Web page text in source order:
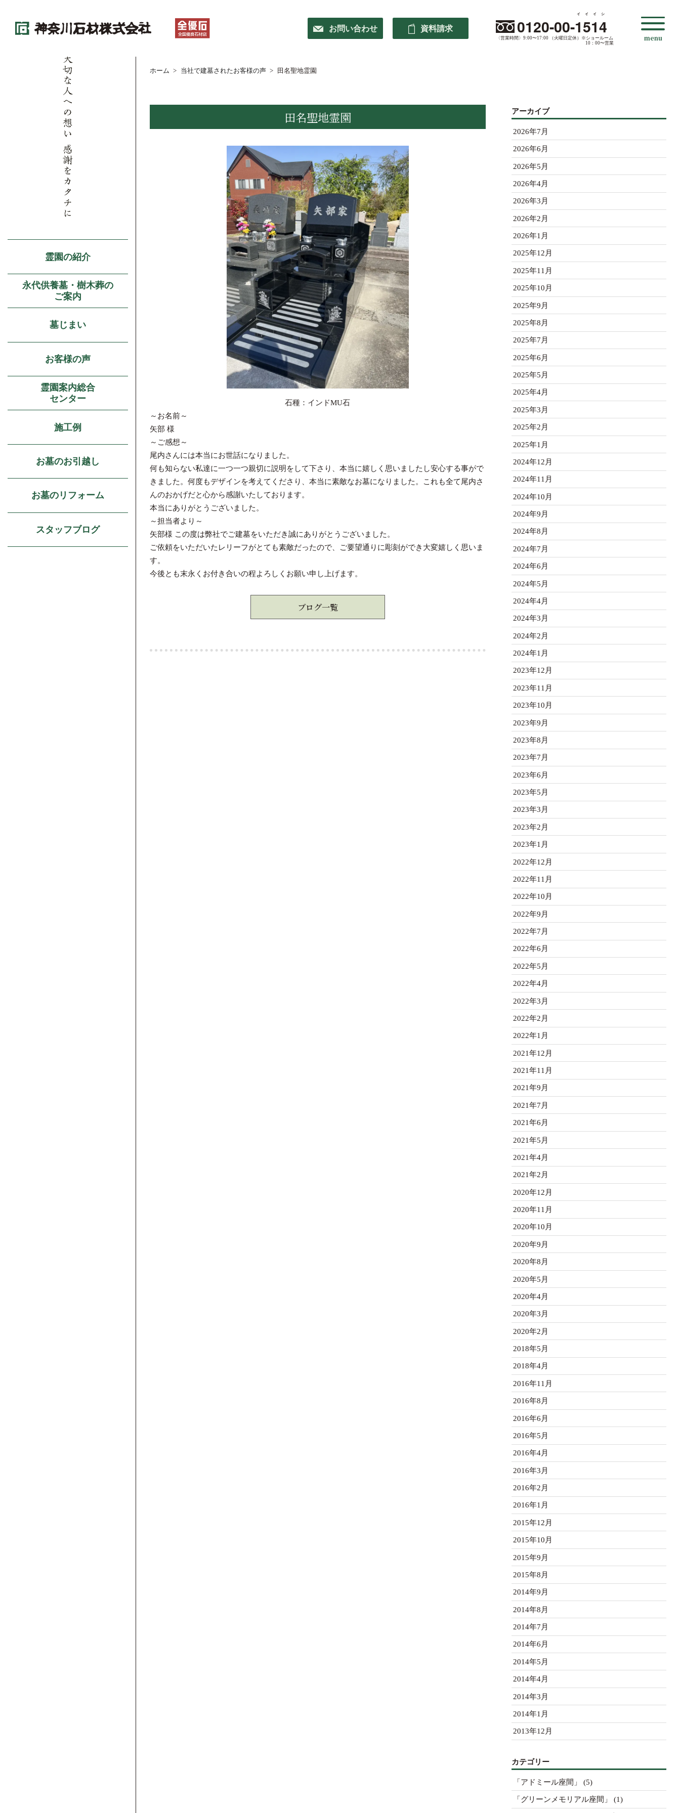
お問い合わせ 資料請求 0120-00-1514
イイイシ
〈営業時間〉9:00〜17:00 （火曜日定休） ※ショールーム
10：00〜営業
menu
霊園の紹介
永代供養墓・樹木葬の
ご案内
墓じまい
お客様の声
霊園案内総合
センター
施工例
お墓のお引越し
お墓のリフォーム
スタッフブログ
ホーム 当社で建墓されたお客様の声 田名聖地霊園
田名聖地霊園
石種：インドMU石
～お名前～
矢部 様
～ご感想～
尾内さんには本当にお世話になりました。
何も知らない私達に一つ一つ親切に説明をして下さり、本当に嬉しく思いましたし安心する事がで
きました。何度もデザインを考えてくださり、本当に素敵なお墓になりました。これも全て尾内さ
んのおかげだと心から感謝いたしております。
本当にありがとうございました。
～担当者より～
矢部様 この度は弊社でご建墓をいただき誠にありがとうございました。
ご依頼をいただいたレリーフがとても素敵だったので、ご要望通りに彫刻ができ大変嬉しく思いま
す。
今後とも末永くお付き合いの程よろしくお願い申し上げます。
ブログ一覧
アーカイブ
2026年7月
2026年6月
2026年5月
2026年4月
2026年3月
2026年2月
2026年1月
2025年12月
2025年11月
2025年10月
2025年9月
2025年8月
2025年7月
2025年6月
2025年5月
2025年4月
2025年3月
2025年2月
2025年1月
2024年12月
2024年11月
2024年10月
2024年9月
2024年8月
2024年7月
2024年6月
2024年5月
2024年4月
2024年3月
2024年2月
2024年1月
2023年12月
2023年11月
2023年10月
2023年9月
2023年8月
2023年7月
2023年6月
2023年5月
2023年3月
2023年2月
2023年1月
2022年12月
2022年11月
2022年10月
2022年9月
2022年7月
2022年6月
2022年5月
2022年4月
2022年3月
2022年2月
2022年1月
2021年12月
2021年11月
2021年9月
2021年7月
2021年6月
2021年5月
2021年4月
2021年2月
2020年12月
2020年11月
2020年10月
2020年9月
2020年8月
2020年5月
2020年4月
2020年3月
2020年2月
2018年5月
2018年4月
2016年11月
2016年8月
2016年6月
2016年5月
2016年4月
2016年3月
2016年2月
2016年1月
2015年12月
2015年10月
2015年9月
2015年8月
2014年9月
2014年8月
2014年7月
2014年6月
2014年5月
2014年4月
2014年3月
2014年1月
2013年12月
カテゴリー
「アドミール座間」 (5)
「グリーンメモリアル座間」 (1)